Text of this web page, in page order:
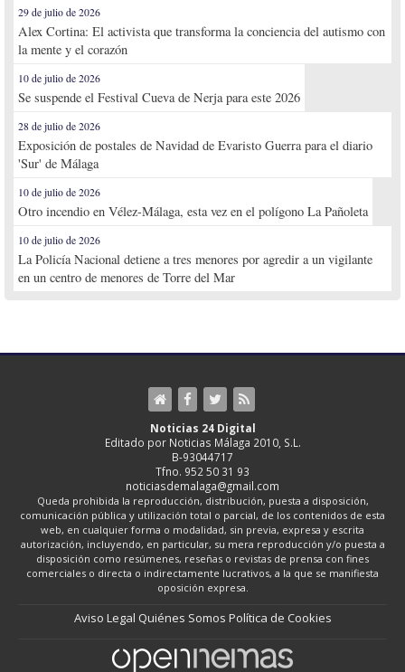
29 de julio de 2026
Alex Cortina: El activista que transforma la conciencia del autismo con
la mente y el corazón
10 de julio de 2026
Se suspende el Festival Cueva de Nerja para este 2026
28 de julio de 2026
Exposición de postales de Navidad de Evaristo Guerra para el diario
'Sur' de Málaga
10 de julio de 2026
Otro incendio en Vélez-Málaga, esta vez en el polígono La Pañoleta
10 de julio de 2026
La Policía Nacional detiene a tres menores por agredir a un vigilante
en un centro de menores de Torre del Mar
Noticias 24 Digital
Editado por Noticias Málaga 2010, S.L.
B-93044717
Tfno. 952 50 31 93
noticiasdemalaga@gmail.com
Queda prohibida la reproducción, distribución, puesta a disposición,
comunicación pública y utilización total o parcial, de los contenidos de esta
web, en cualquier forma o modalidad, sin previa, expresa y escrita
autorización, incluyendo, en particular, su mera reproducción y/o puesta a
disposición como resúmenes, reseñas o revistas de prensa con fines
comerciales o directa o indirectamente lucrativos, a la que se manifiesta
oposición expresa.
Aviso Legal Quiénes Somos Política de Cookies